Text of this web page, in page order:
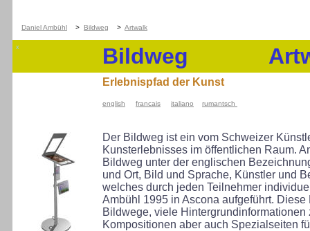
Daniel Ambühl > Bildweg > Artwalk
x Bildweg
Erlebnispfad der Kunst
english francais italiano rumantsch
Der Bildweg ist ein vom Schweizer
Kunsterlebnisses im öffentlichen Raum.
Bildweg unter der englischen
und Ort, Bild und Sprache, Künstler und
welches durch jeden Teilnehmer
Ambühl 1995 in Ascona aufgeführt.
Bildwege, viele
Kompositionen aber auch Spezialseiten